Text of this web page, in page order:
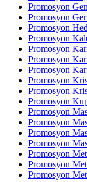
Promosyon
Promosyon
Promosyon
Promosyon
Promosyon
Promosyon
Promosyon
Promosyon
Promosyon
Promosyon
Promosyon
Promosyon
Promosyon
Promosyon
Promosyon
Promosyon
Promosyon